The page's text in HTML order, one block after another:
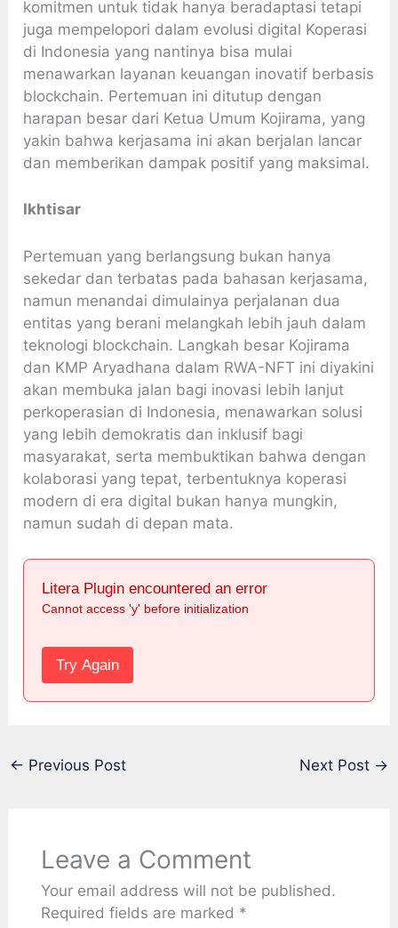
komitmen untuk tidak hanya beradaptasi tetapi
juga mempelopori dalam evolusi digital Koperasi
di Indonesia yang nantinya bisa mulai
menawarkan layanan keuangan inovatif berbasis
blockchain. Pertemuan ini ditutup dengan
harapan besar dari Ketua Umum Kojirama, yang
yakin bahwa kerjasama ini akan berjalan lancar
dan memberikan dampak positif yang maksimal.
Ikhtisar
Pertemuan yang berlangsung bukan hanya
sekedar dan terbatas pada bahasan kerjasama,
namun menandai dimulainya perjalanan dua
entitas yang berani melangkah lebih jauh dalam
teknologi blockchain. Langkah besar Kojirama
dan KMP Aryadhana dalam RWA-NFT ini diyakini
akan membuka jalan bagi inovasi lebih lanjut
perkoperasian di Indonesia, menawarkan solusi
yang lebih demokratis dan inklusif bagi
masyarakat, serta membuktikan bahwa dengan
kolaborasi yang tepat, terbentuknya koperasi
modern di era digital bukan hanya mungkin,
namun sudah di depan mata.
Litera Plugin encountered an error
Cannot access 'y' before initialization
Try Again
← Previous Post Next Post →
Leave a Comment
Your email address will not be published.
Required fields are marked *